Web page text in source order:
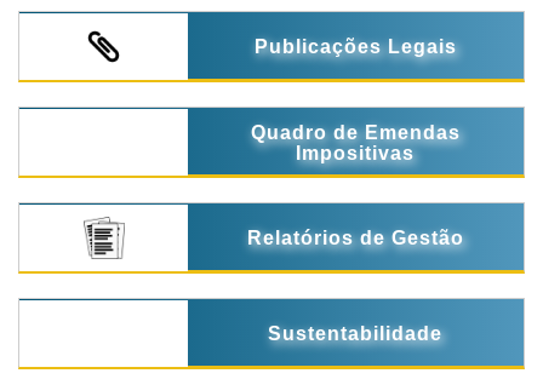
Publicações Legais
Quadro de Emendas
Impositivas
Relatórios de Gestão
Sustentabilidade